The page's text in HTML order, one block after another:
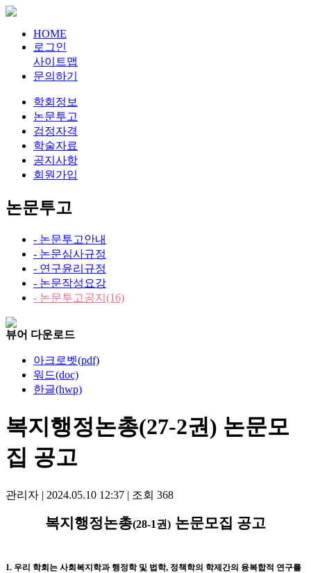
HOME
로그인
사이트맵
문의하기
학회정보
논문투고
검정자격
학술자료
공지사항
회원가입
논문투고
- 논문투고안내
- 논문심사규정
- 연구윤리규정
- 논문작성요강
- 논문투고공지 (16)
뷰어 다운로드
아크로벳(pdf)
워드(doc)
한글(hwp)
복지행정논총(27-2권) 논문모
집 공고
관리자 | 2024.05.10 12:37 | 조회 368
복지행정논총(28-1권) 논문모집 공고
1. 우리 학회는 사회복지학과 행정학 및 법학, 정책학의 학제간의 융복합적 연구를